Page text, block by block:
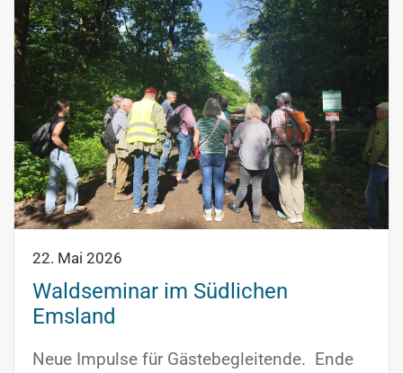
22. Mai 2026
Waldseminar im Südlichen
Emsland
Neue Impulse für Gästebegleitende. Ende